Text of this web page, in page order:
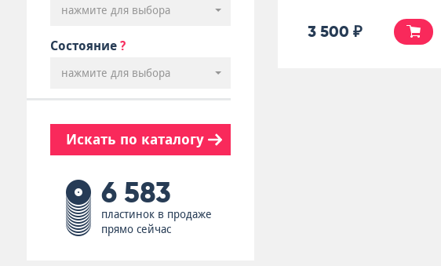
нажмите для выбора
Состояние ?
нажмите для выбора
Искать по каталогу
6 583
пластинок в продаже
прямо сейчас
3 500 ₽